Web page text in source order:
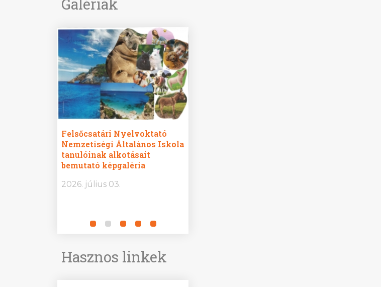
Galériák
Felsőcsatári Nyelvoktató
Nemzetiségi Általános Iskola
tanulóinak alkotásait
bemutató képgaléria
2026. július 03.
Hasznos linkek